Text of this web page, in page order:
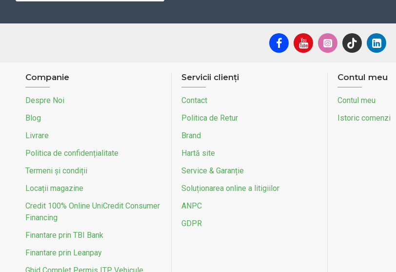
Companie
Despre Noi
Blog
Livrare
Politica de confidențialitate
Termeni și condiții
Locații magazine
Credit 100% Online UniCredit Consumer
Financing
Finantare prin TBI Bank
Finantare prin Leanpay
Servicii clienți
Contact
Politica de Retur
Brand
Hartă site
Service & Garanție
Soluționarea online a litigiilor
ANPC
GDPR
Contul meu
Contul meu
Istoric comenzi